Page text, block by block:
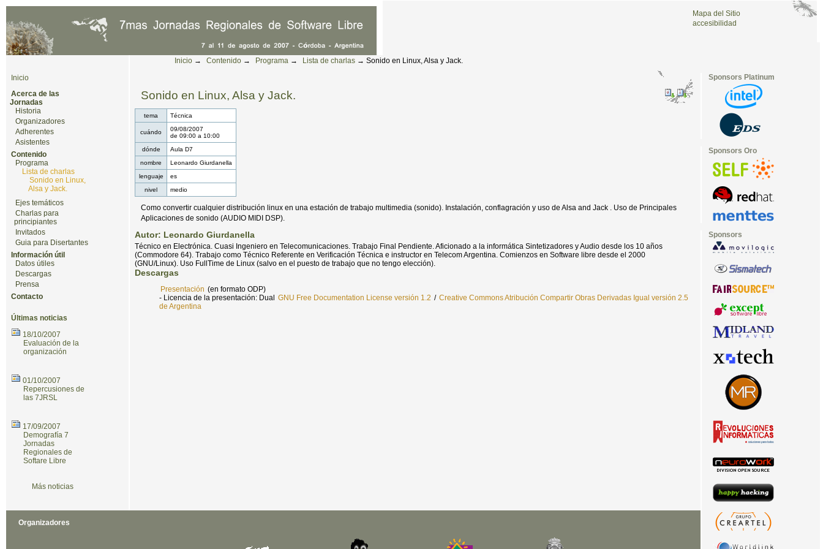
Cambiar a contenido.|Saltar a navegación
Mapa del Sitio
accesibilidad
Herramientas Personales
Inicio → Contenido → Programa → Lista de charlas → Sonido en Linux, Alsa y Jack.
Sonido en Linux, Alsa y Jack.
tema Técnica
cuándo
09/08/2007
de 09:00a 10:00
dónde
Aula D7
nombre
Leonardo Giurdanella
lenguaje
es
nivel
medio
Como convertir cualquier distribución linux en una estación de trabajo multimedia (sonido). Instalación, conflagración y uso de Alsa and Jack . Uso de Principales
Aplicaciones de sonido (AUDIO MIDI DSP).
Autor: Leonardo Giurdanella
Técnico en Electrónica. Cuasi Ingeniero en Telecomunicaciones. Trabajo Final Pendiente. Aficionado a la informática Sintetizadores y Audio desde los 10 años
(Commodore 64). Trabajo como Técnico Referente en Verificación Técnica e instructor en Telecom Argentina. Comienzos en Software libre desde el 2000
(GNU/Linux). Uso FullTime de Linux (salvo en el puesto de trabajo que no tengo elección).
Descargas
Presentación (en formato ODP)
- Licencia de la presentación: Dual GNU Free Documentation License versión 1.2 / Creative Commons Atribución Compartir Obras Derivadas Igual versión 2.5
de Argentina
Inicio
Acerca de las
Jornadas
Historia
Organizadores
Adherentes
Asistentes
Contenido
Programa
Lista de charlas
Sonido en Linux,
Alsa y Jack.
Ejes temáticos
Charlas para
principiantes
Invitados
Guia para Disertantes
Información útil
Datos útiles
Descargas
Prensa
Contacto
Últimas noticias
18/10/2007
Evaluación de la
organización
01/10/2007
Repercusiones de
las 7JRSL
17/09/2007
Demografía 7
Jornadas
Regionales de
Softare Libre
Más noticias
Sponsors Platinum
Sponsors Oro
Sponsors
Organizadores